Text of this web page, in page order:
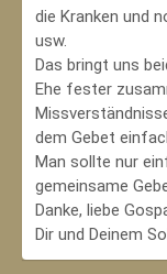
die Kranken und
usw.
Das bringt uns
Ehe fester
dem Gebet
Man sollte nur
gemeinsame
Danke, liebe
Dir und Deinem